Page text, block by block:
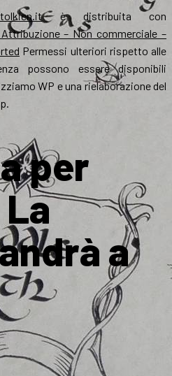
è distribuita con
– Non commerciale –
Permessi ulteriori rispetto alle
possono essere disponibili
WP e una rielaborazione del
per
a